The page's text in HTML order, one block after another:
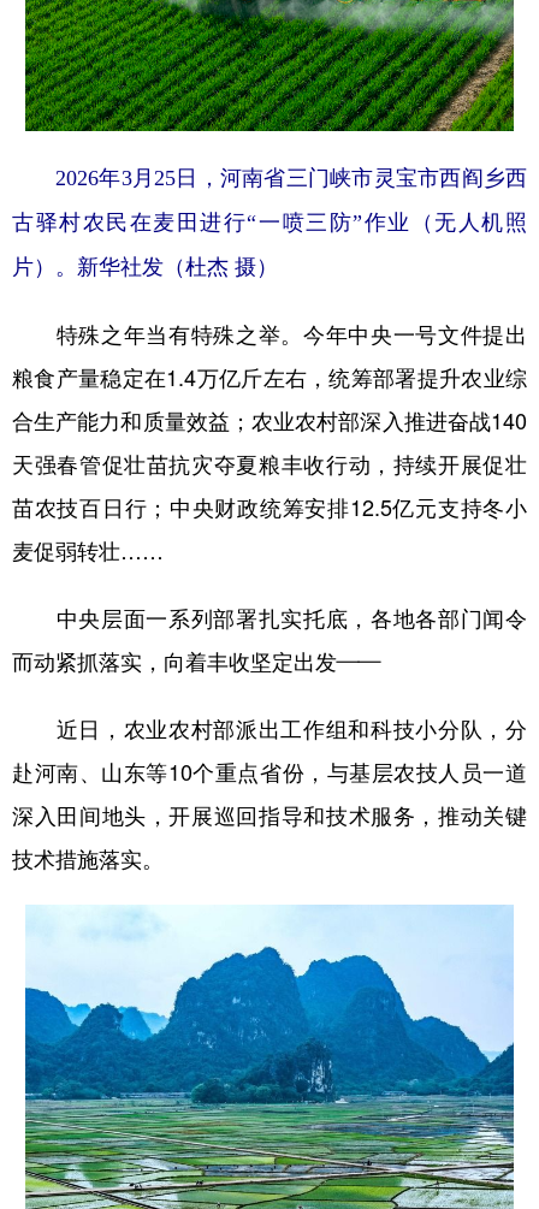
2026年3月25日，河南省三门峡市灵宝市西阎乡西
古驿村农民在麦田进行“一喷三防”作业（无人机照
片）。新华社发（杜杰 摄）
特殊之年当有特殊之举。今年中央一号文件提出
粮食产量稳定在1.4万亿斤左右，统筹部署提升农业综
合生产能力和质量效益；农业农村部深入推进奋战140
天强春管促壮苗抗灾夺夏粮丰收行动，持续开展促壮
苗农技百日行；中央财政统筹安排12.5亿元支持冬小
麦促弱转壮……
中央层面一系列部署扎实托底，各地各部门闻令
而动紧抓落实，向着丰收坚定出发——
近日，农业农村部派出工作组和科技小分队，分
赴河南、山东等10个重点省份，与基层农技人员一道
深入田间地头，开展巡回指导和技术服务，推动关键
技术措施落实。